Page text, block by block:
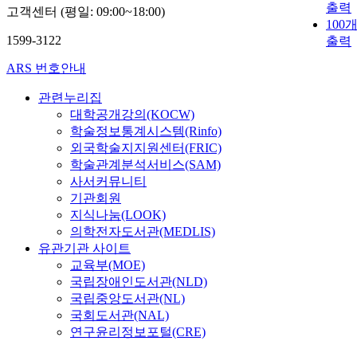
출력
100
출력
고객센터 (평일: 09:00~18:00)
1599-3122
ARS 번호안내
관련누리집
대학공개강의(KOCW)
학술정보통계시스템(Rinfo)
외국학술지지원센터(FRIC)
학술관계분석서비스(SAM)
사서커뮤니티
기관회원
지식나눔(LOOK)
의학전자도서관(MEDLIS)
유관기관 사이트
교육부(MOE)
국립장애인도서관(NLD)
국립중앙도서관(NL)
국회도서관(NAL)
연구윤리정보포털(CRE)